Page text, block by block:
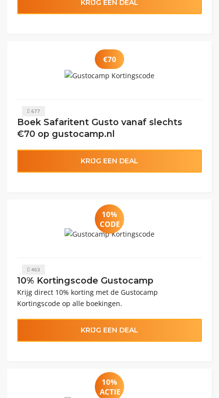
KRIJG EEN DEAL
€70
677
Boek Safaritent Gusto vanaf slechts
€70 op gustocamp.nl
KRIJG EEN DEAL
10%
CODE
463
10% Kortingscode Gustocamp
Krijg direct 10% korting met de Gustocamp
Kortingscode op alle boekingen.
KRIJG EEN DEAL
10%
ACTIE